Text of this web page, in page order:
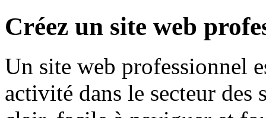
Créez un site web
Un site web professionnel
activité dans le secteur des